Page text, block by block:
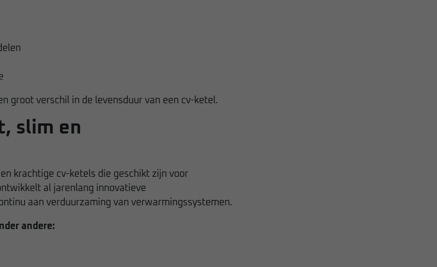
groot verschil in de levensduur van een cv-ketel.
slim en
krachtige cv-ketels die geschikt zijn voor
al jarenlang innovatieve
aan verduurzaming van verwarmingssystemen.
andere: